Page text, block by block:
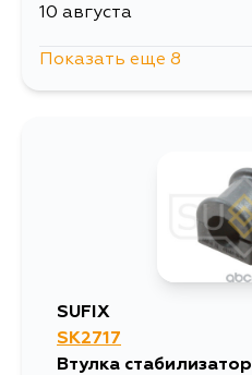
10 августа
15 августа
Показать еще 8
SUFIX
SK2717
Втулка